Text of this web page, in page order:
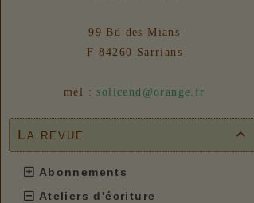
99 Bd des Mians
F-84260 Sarrians
mél :solicend@orange.fr

La revue
Abonnements
Ateliers d'écriture